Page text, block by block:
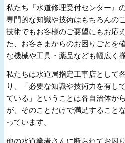
私たち『水道修理受付センター』
専門的な知識や技術はもちろんの
技術でもお客様のご要望にもお応
た、お客さまからのお困りごとを
な機械や工具・薬品なども幅広く
私たちは水道局指定工事店として
り、「必要な知識や技術力を有し
ている」ということは各自治体か
が、そのことだけで満足すること
っています。
他の水道業者さんに断られてお困